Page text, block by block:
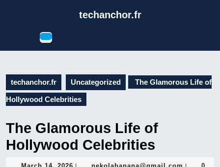
techanchor.fr
Open
techanchor.fr Uncategorized The Glamorous Life of
Hollywood Celebrities
The Glamorous Life of
Hollywood Celebrities
March